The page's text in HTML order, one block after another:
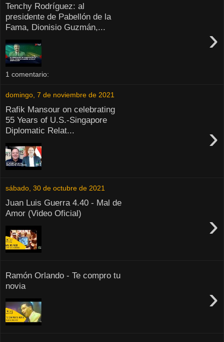
Tenchy Rodríguez: al
presidente de Pabellón de la
Fama, Dionisio Guzmán,...
›
1 comentario:
domingo, 7 de noviembre de 2021
Rafik Mansour on celebrating
55 Years of U.S.-Singapore
Diplomatic Relat...
›
sábado, 30 de octubre de 2021
Juan Luis Guerra 4.40 - Mal de
Amor (Video Oficial)
›
Ramón Orlando - Te compro tu
novia
›